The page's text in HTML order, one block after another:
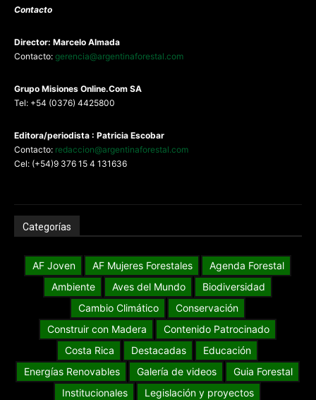
Contacto
Director: Marcelo Almada
Contacto: gerencia@argentinaforestal.com
Grupo Misiones Online.Com SA
Tel: +54 (0376) 4425800
Editora/periodista : Patricia Escobar
Contacto: redaccion@argentinaforestal.com
Cel: (+54)9 376 15 4 131636
Categorías
AF Joven AF Mujeres Forestales
Agenda Forestal
Ambiente
Aves del Mundo
Biodiversidad
Cambio Climático
Conservación
Construir con Madera
Contenido Patrocinado
Costa Rica
Destacadas
Educación
Energías Renovables
Galería de videos
Guia Forestal
Institucionales
Legislación y proyectos